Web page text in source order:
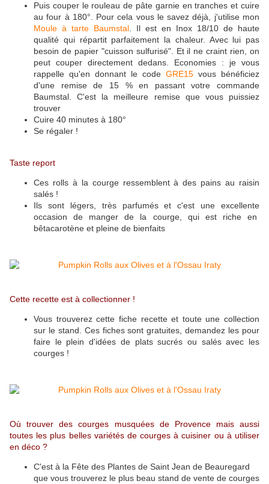
Puis couper le rouleau de pâte garnie en tranches et cuire
au four à 180°. Pour cela vous le savez déjà, j'utilise mon
Moule à tarte Baumstal . Il est en Inox 18/10 de haute
qualité qui répartit parfaitement la chaleur. Avec lui pas
besoin de papier "cuisson sulfurisé". Et il ne craint rien, on
peut couper directement dedans. Economies : je vous
rappelle qu'en donnant le code GRE15 vous bénéficiez
d'une remise de 15 % en passant votre commande
Baumstal. C'est la meilleure remise que vous puissiez
trouver
Cuire 40 minutes à 180°
Se régaler !
Taste report
Ces rolls à la courge ressemblent à des pains au raisin
salés !
Ils sont légers, très parfumés et c'est une excellente
occasion de manger de la courge, qui est riche en
bêtacarotène et pleine de bienfaits
Cette recette est à collectionner !
Vous trouverez cette fiche recette et toute une collection
sur le stand. Ces fiches sont gratuites, demandez les pour
faire le plein d'idées de plats sucrés ou salés avec les
courges !
Où trouver des courges musquées de Provence mais aussi
toutes les plus belles variétés de courges à cuisiner ou à utiliser
en déco ?
C'est à la Fête des Plantes de Saint Jean de Beauregard
que vous trouverez le plus beau stand de vente de courges